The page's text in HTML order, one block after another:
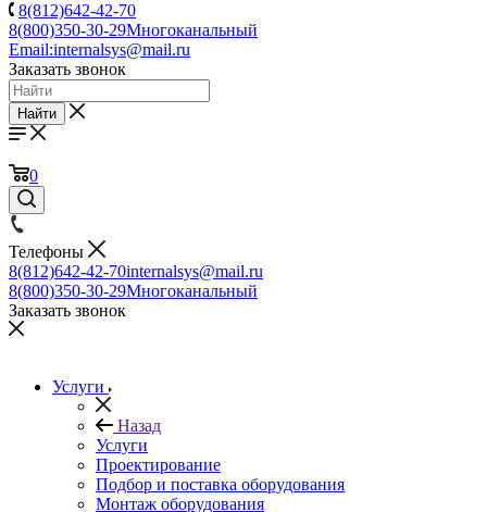
8(812)642-42-70
8(800)350-30-29Многоканальный
Email:internalsys@mail.ru
Заказать звонок
Найти
0
Телефоны
8(812)642-42-70internalsys@mail.ru
8(800)350-30-29Многоканальный
Заказать звонок
Услуги
Назад
Услуги
Проектирование
Подбор и поставка оборудования
Монтаж оборудования